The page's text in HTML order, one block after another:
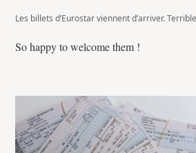
Les billets d’Eurostar viennent d’arriver.
So happy to welcome them !